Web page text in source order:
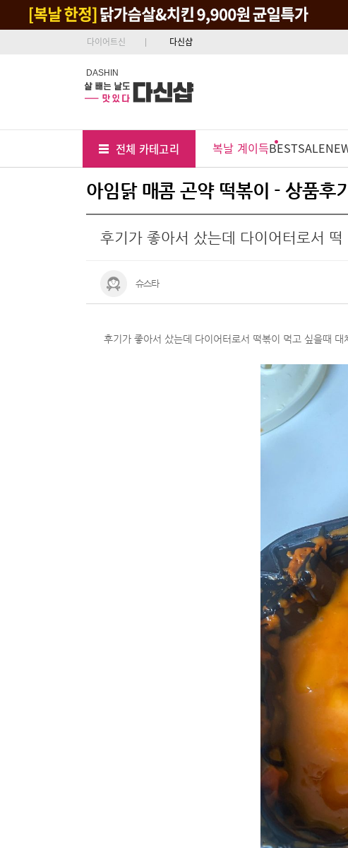
다이어트신 다신샵
DASHIN
전체 카테고리 복날 계이득BESTSALE
아임닭 매콤 곤약 떡볶이 - 상품후기
후기가 좋아서 샀는데 다이어터로서 떡
슈스타
후기가 좋아서 샀는데 다이어터로서 떡볶이 먹고 싶을때